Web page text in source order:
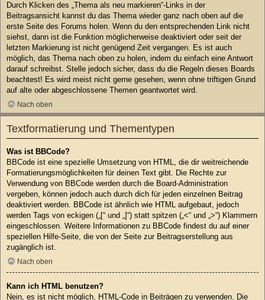
Durch Klicken des „Thema als neu markieren“-Links in der
Beitragsansicht kannst du das Thema wieder ganz nach oben auf die
erste Seite des Forums holen. Wenn du den entsprechenden Link nicht
siehst, dann ist die Funktion möglicherweise deaktiviert oder seit der
letzten Markierung ist nicht genügend Zeit vergangen. Es ist auch
möglich, das Thema nach oben zu holen, indem du einfach eine Antwort
darauf schreibst. Stelle jedoch sicher, dass du die Regeln dieses Boards
beachtest! Es wird meist nicht gerne gesehen, wenn ohne triftigen Grund
auf alte oder abgeschlossene Themen geantwortet wird.
Nach oben
Textformatierung und Thementypen
Was ist BBCode?
BBCode ist eine spezielle Umsetzung von HTML, die dir weitreichende
Formatierungsmöglichkeiten für deinen Text gibt. Die Rechte zur
Verwendung von BBCode werden durch die Board-Administration
vergeben, können jedoch auch durch dich für jeden einzelnen Beitrag
deaktiviert werden. BBCode ist ähnlich wie HTML aufgebaut, jedoch
werden Tags von eckigen („[“ und „]“) statt spitzen („<“ und „>“) Klammern
eingeschlossen. Weitere Informationen zu BBCode findest du auf einer
speziellen Hilfe-Seite, die von der Seite zur Beitragserstellung aus
zugänglich ist.
Nach oben
Kann ich HTML benutzen?
Nein, es ist nicht möglich, HTML-Code in Beiträgen zu verwenden. Die